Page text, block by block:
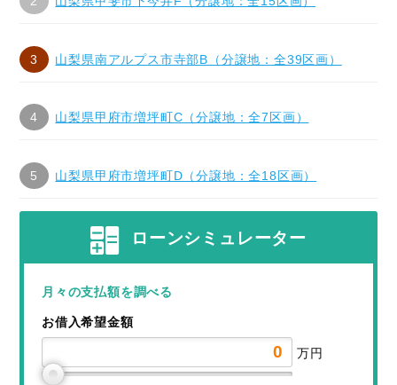
山梨県南アルプス市寺部B（分譲地：全39区画）
山梨県甲府市増坪町C（分譲地：全7区画）
山梨県甲府市増坪町D（分譲地：全18区画）
ローンシミュレーター
月々の支払額を調べる
お借入希望金額
万円